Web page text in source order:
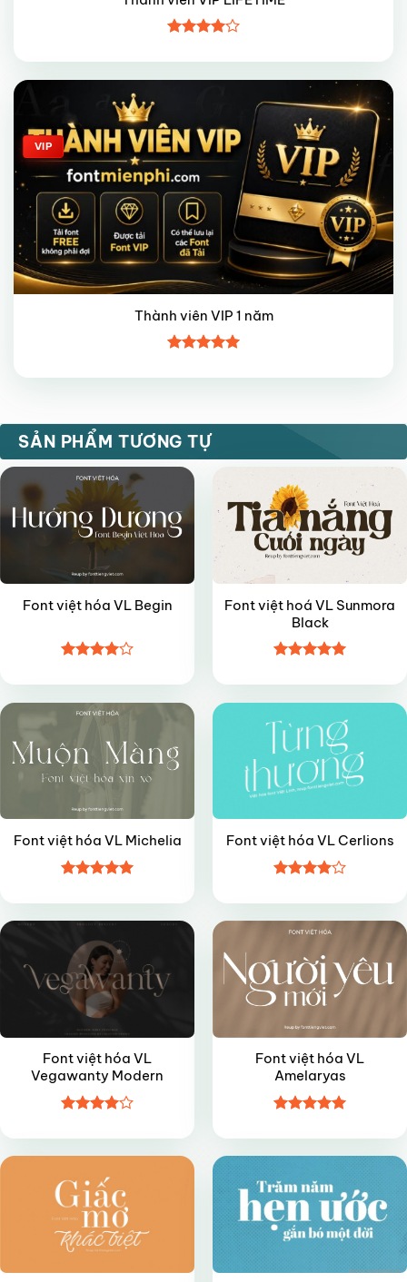
xếp hạng
45 sao
Giảm giá!
VIP
Thành viên VIP 1 năm
hạng55
SẢN PHẨM TƯƠNG TỰ
VIP
Font việt hóa VL Begin
xếp hạng
Font việt hoá VL Sunmora
Black
hạng55
Font việt hóa VL Michelia
hạng55
sao
Font việt hóa VL Cerlions
xếp hạng
45 sao
Font việt hóa VL
Vegawanty Modern
xếp hạng
45 sao
Font việt hóa VL
Amelaryas
hạng55
sao